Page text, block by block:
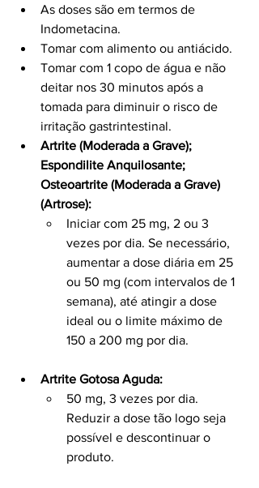
As doses são em termos de
Indometacina.
Tomar com alimento ou antiácido.
Tomar com 1 copo de água e não
deitar nos 30 minutos após a
tomada para diminuir o risco de
irritação gastrintestinal.
Artrite (Moderada a Grave);
Espondilite Anquilosante;
Osteoartrite (Moderada a Grave)
(Artrose):
Iniciar com 25 mg, 2 ou 3
vezes por dia. Se necessário,
aumentar a dose diária em 25
ou 50 mg (com intervalos de 1
semana), até atingir a dose
ideal ou o limite máximo de
150 a 200 mg por dia.
Artrite Gotosa Aguda:
50 mg, 3 vezes por dia.
Reduzir a dose tão logo seja
possível e descontinuar o
produto.